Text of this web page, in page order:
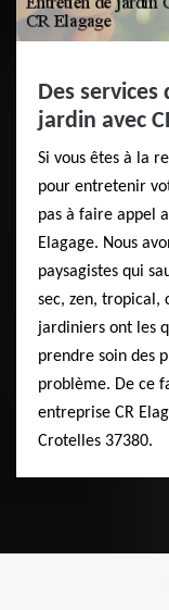
Des
jardin avec
Si vous êtes à la
pour entretenir
pas à faire appel
Elagage. Nous
paysagistes qui
sec, zen, tropical,
jardiniers ont les
prendre soin des
problème. De ce
entreprise CR
Crotelles 37380.